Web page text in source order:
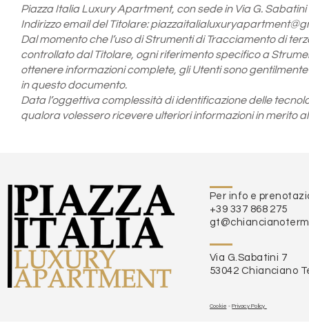
Piazza Italia Luxury Apartment, con sede in Via G.
Indirizzo email del Titolare:
Dal momento che l’uso di Strumenti di Tracciamento di
controllato dal Titolare, ogni riferimento specifico a
ottenere informazioni complete, gli Utenti sono
in questo documento.
Data l’oggettiva complessità di identificazione delle
qualora volessero ricevere ulteriori informazioni in merito
Per info e
+39 337 868 275
Via G.Sabatini 7
53042 Chianciano
Cookie -Privacy Policy